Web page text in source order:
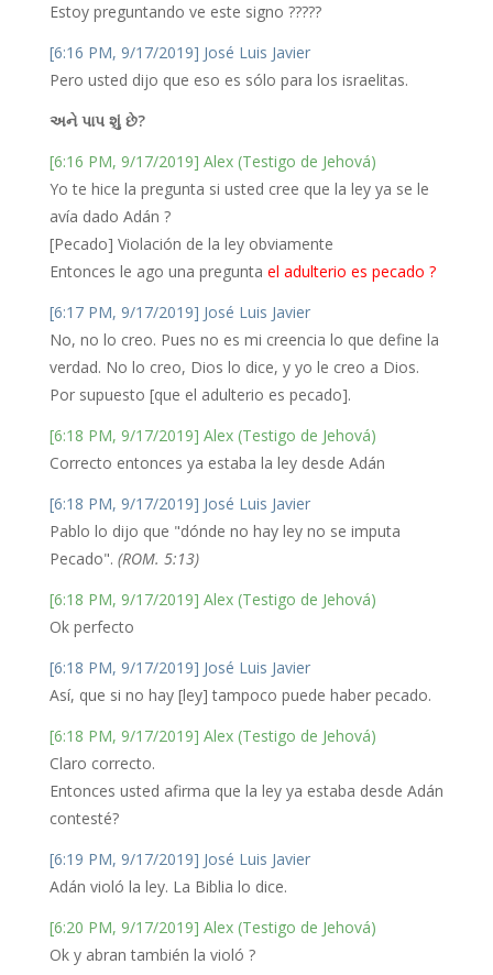
Estoy preguntando ve este signo ?????
[6:16 PM, 9/17/2019] José Luis Javier
Pero usted dijo que eso es sólo para los israelitas.
અને પાપ શું છે?
[6:16 PM, 9/17/2019] Alex (Testigo de Jehová)
Yo te hice la pregunta si usted cree que la ley ya se le
avía dado Adán ?
[Pecado] Violación de la ley obviamente
Entonces le ago una pregunta el adulterio es pecado ?
[6:17 PM, 9/17/2019] José Luis Javier
No, no lo creo. Pues no es mi creencia lo que define la
verdad. No lo creo, Dios lo dice, y yo le creo a Dios.
Por supuesto [que el adulterio es pecado].
[6:18 PM, 9/17/2019] Alex (Testigo de Jehová)
Correcto entonces ya estaba la ley desde Adán
[6:18 PM, 9/17/2019] José Luis Javier
Pablo lo dijo que "dónde no hay ley no se imputa
Pecado". (ROM. 5:13)
[6:18 PM, 9/17/2019] Alex (Testigo de Jehová)
Ok perfecto
[6:18 PM, 9/17/2019] José Luis Javier
Así, que si no hay [ley] tampoco puede haber pecado.
[6:18 PM, 9/17/2019] Alex (Testigo de Jehová)
Claro correcto.
Entonces usted afirma que la ley ya estaba desde Adán
contesté?
[6:19 PM, 9/17/2019] José Luis Javier
Adán violó la ley. La Biblia lo dice.
[6:20 PM, 9/17/2019] Alex (Testigo de Jehová)
Ok y abran también la violó ?